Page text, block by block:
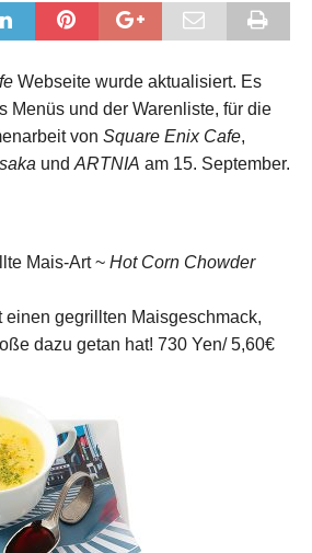
Webseite wurde aktualisiert. Es
Menüs und der Warenliste, für die
von Square Enix Cafe,
und ARTNIA am 15. September.
Mais-Art ~ Hot Corn Chowder
einen gegrillten Maisgeschmack,
dazu getan hat! 730 Yen/ 5,60€